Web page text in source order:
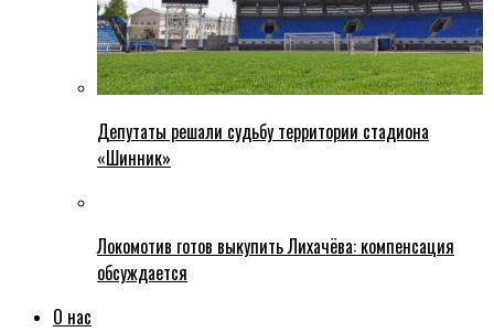
Депутаты решали судьбу территории стадиона
«Шинник»
Локомотив готов выкупить Лихачёва: компенсация
обсуждается
О нас